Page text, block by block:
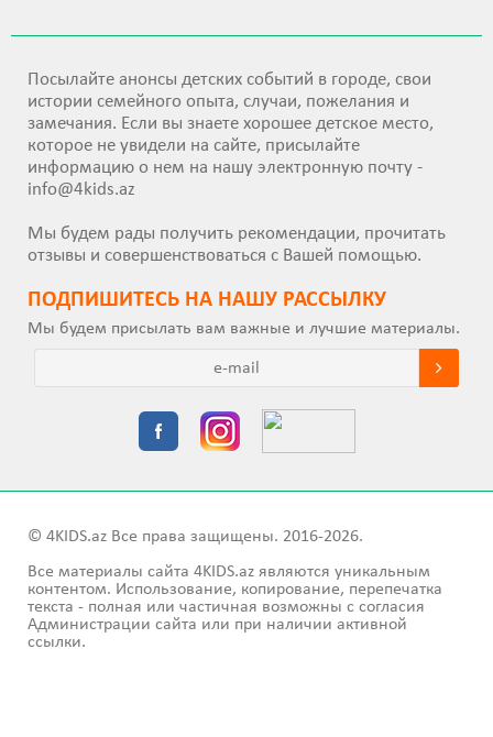
Посылайте анонсы детских событий в городе, свои
истории семейного опыта, случаи, пожелания и
замечания. Если вы знаете хорошее детское место,
которое не увидели на сайте, присылайте
информацию о нем на нашу электронную почту -
info@4kids.az
Мы будем рады получить рекомендации, прочитать
отзывы и совершенствоваться с Вашей помощью.
ПОДПИШИТEСЬ НА НАШУ РАССЫЛКУ
Мы будем присылать вам важные и лучшие материалы.
© 4KIDS.az Все права защищены. 2016-2026.
Все материалы сайта 4KIDS.az являются уникальным
контентом. Использование, копирование, перепечатка
текста - полная или частичная возможны с согласия
Администрации сайта или при наличии активной
ссылки.